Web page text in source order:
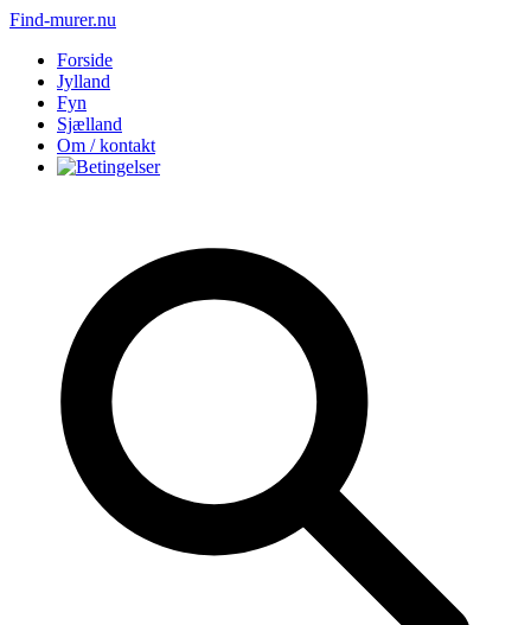
Find-murer.nu
Forside
Jylland
Fyn
Sjælland
Om / kontakt